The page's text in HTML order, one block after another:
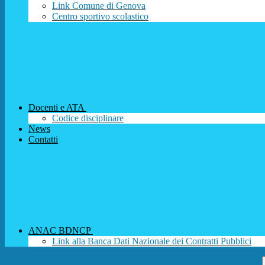
Link Comune di Genova
Centro sportivo scolastico
Docenti e ATA
Codice disciplinare
News
Contatti
ANAC BDNCP
Link alla Banca Dati Nazionale dei Contratti Pubblici